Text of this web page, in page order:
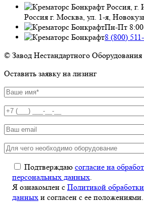
Россия,
Россия г. Москва, ул. 1-я,
Пн-Пт
8 (800)
© Завод Нестандартного
Оставить заявку на лизинг
Подтверждаю согласие на
персональных данных.
Я ознакомлен с Политикой
данных и согласен с ее положениями.